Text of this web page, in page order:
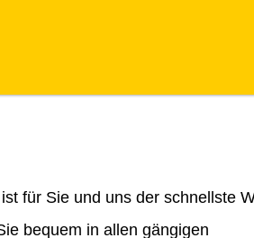
für Sie und uns der schnellste
bequem in allen gängigen